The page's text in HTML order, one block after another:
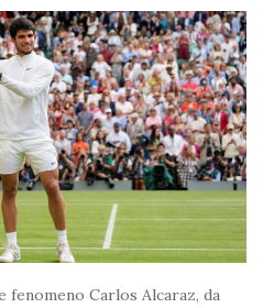
Carlos Alcaraz, da